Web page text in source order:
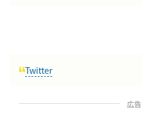
Twitter
広告